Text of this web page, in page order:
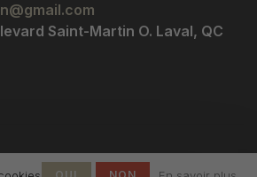
Saint-Martin O. Laval, QC